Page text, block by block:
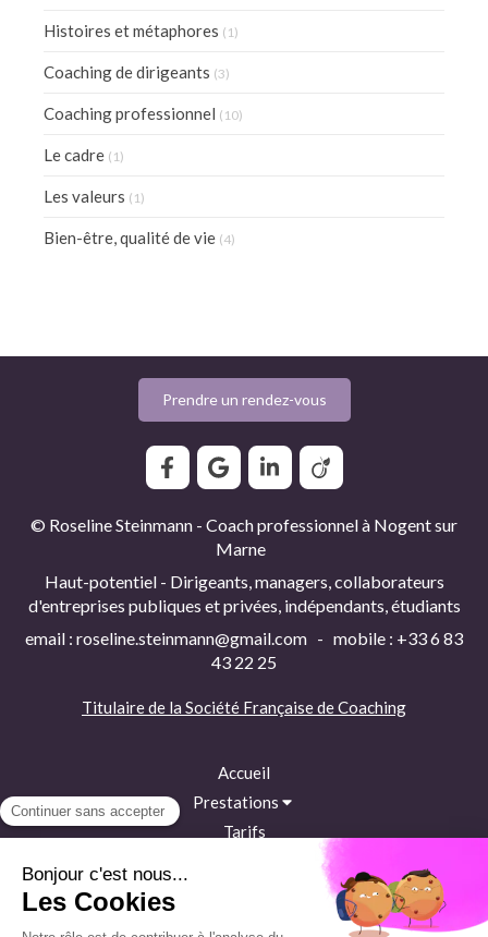
Histoires et métaphores (1)
Coaching de dirigeants (3)
Coaching professionnel (10)
Le cadre (1)
Les valeurs (1)
Bien-être, qualité de vie (4)
Prendre un rendez-vous
© Roseline Steinmann - Coach professionnel à Nogent sur
Marne
Haut-potentiel - Dirigeants, managers, collaborateurs
d'entreprises publiques et privées, indépendants, étudiants
email : roseline.steinmann@gmail.com - mobile : +33 6 83
43 22 25
Titulaire de la Société Française de Coaching
Accueil
Prestations
Tarifs